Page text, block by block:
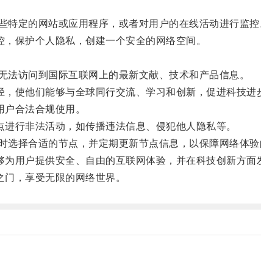
定的网站或应用程序，或者对用户的在线活动进行监控
护个人隐私，创建一个安全的网络空间。
访问到国际互联网上的最新文献、技术和产品信息。
他们能够与全球同行交流、学习和创新，促进科技进
合法合规使用。
非法活动，如传播违法信息、侵犯他人隐私等。
择合适的节点，并定期更新节点信息，以保障网络体验
户提供安全、自由的互联网体验，并在科技创新方面
，享受无限的网络世界。